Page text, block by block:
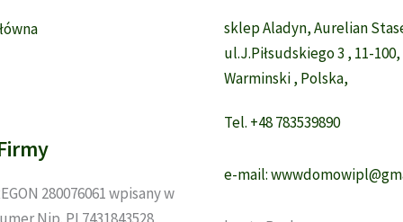
280076061 wpisany w
sklep Aladyn, Aurelian
ul.J.Piłsudskiego 3 , 11-
Warminski , Polska,
Tel. +48 783539890
e-mail: